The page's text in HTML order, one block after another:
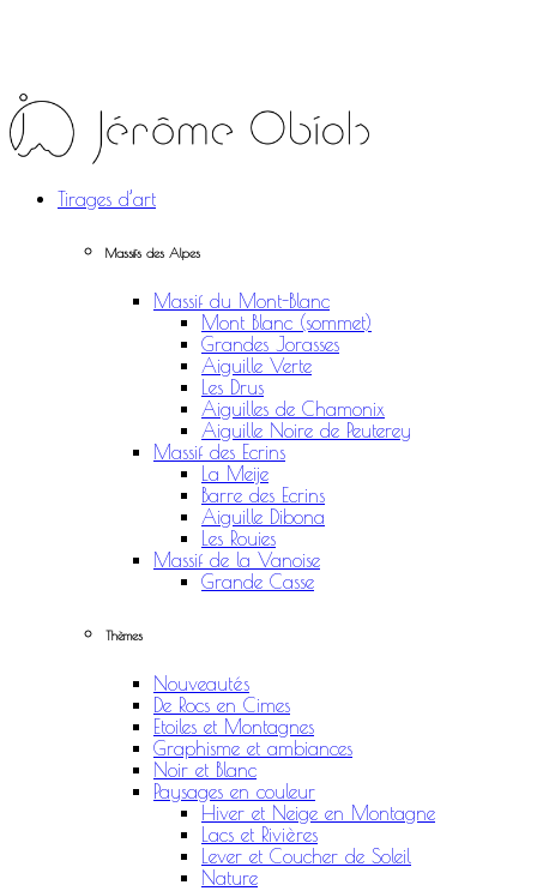
Tirages d’art
Massifs des Alpes
Massif du Mont-Blanc
Mont Blanc (sommet)
Grandes Jorasses
Aiguille Verte
Les Drus
Aiguilles de Chamonix
Aiguille Noire de Peuterey
Massif des Ecrins
La Meije
Barre des Ecrins
Aiguille Dibona
Les Rouies
Massif de la Vanoise
Grande Casse
Thèmes
Nouveautés
De Rocs en Cimes
Etoiles et Montagnes
Graphisme et ambiances
Noir et Blanc
Paysages en couleur
Hiver et Neige en Montagne
Lacs et Rivières
Lever et Coucher de Soleil
Nature